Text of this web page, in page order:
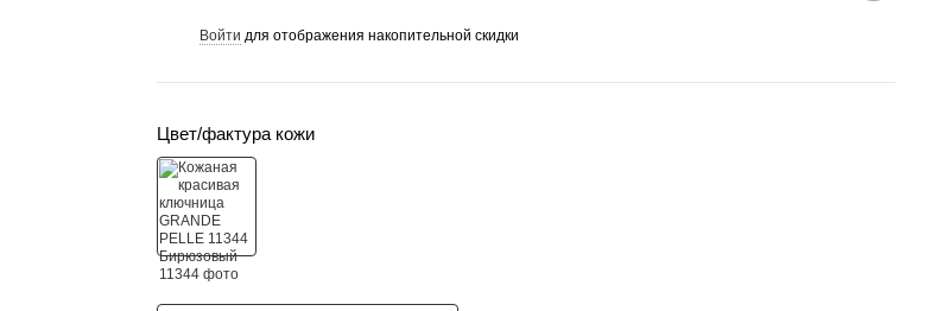
Войти для отображения накопительной скидки
Цвет/фактура кожи